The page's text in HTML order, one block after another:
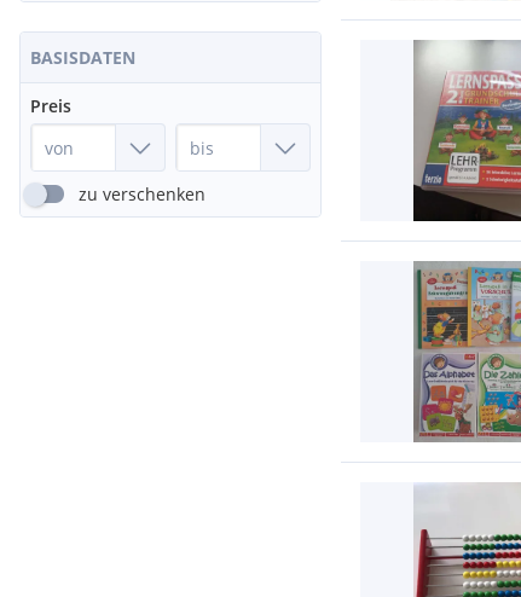
BASISDATEN
Preis
zu verschenken